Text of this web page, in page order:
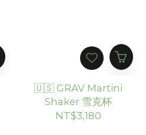
🇺🇸 GRAV Martini
Shaker 雪克杯
NT$3,180